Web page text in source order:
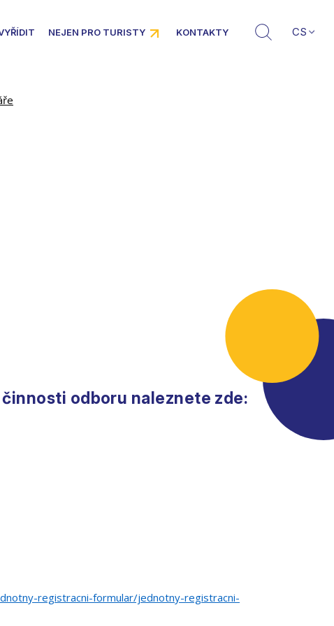
NEJEN PRO TURISTY KONTAKTY CS
odboru naleznete zde:
registracni-formular/jednotny-registracni-